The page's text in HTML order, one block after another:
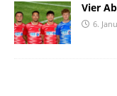
Vier
6.